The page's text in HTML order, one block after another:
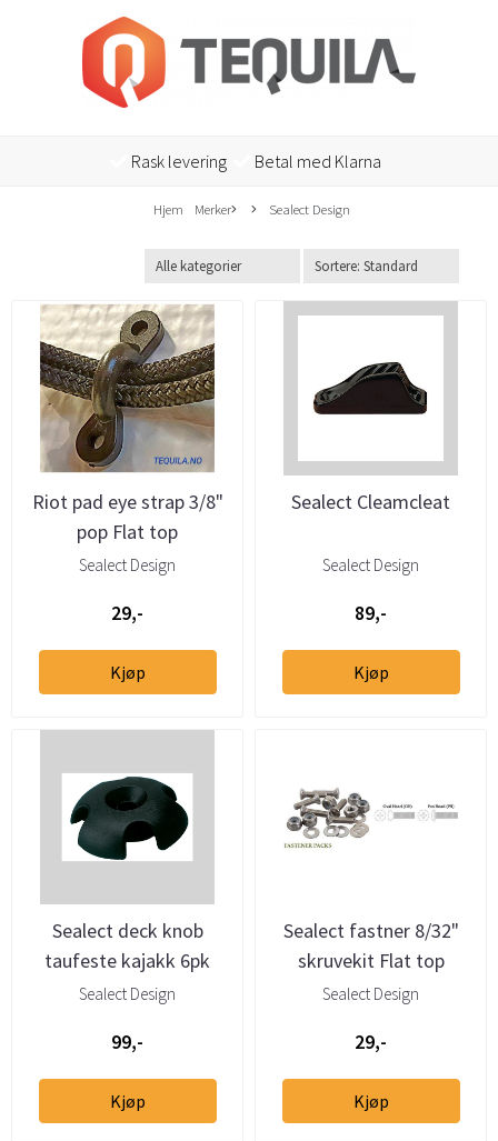
Rask levering Betal med Klarna
Hjem Merker Sealect Design
Riot pad eye strap 3/8"
pop Flat top
Sealect Design
29,-
Kjøp
Sealect Cleamcleat
Sealect Design
89,-
Kjøp
Sealect deck knob
taufeste kajakk 6pk
Sealect Design
99,-
Kjøp
Sealect fastner 8/32"
skruvekit Flat top
Sealect Design
29,-
Kjøp